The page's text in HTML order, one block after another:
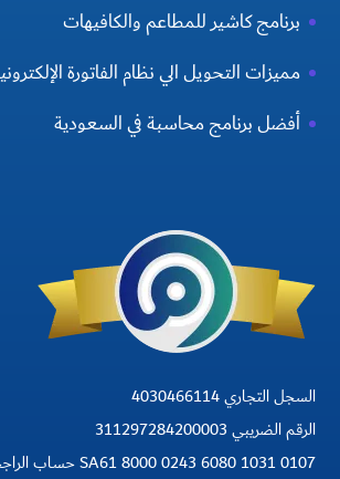
برنامج كاشير للمطاعم والكافيهات
مميزات التحويل الي نظام الفاتورة
أفضل برنامج محاسبة في السعودية
السجل التجاري 4030466114
الرقم الضريبي 311297284200003
SA61 8000 0243 6080 1031 0107 حساب الراجحي